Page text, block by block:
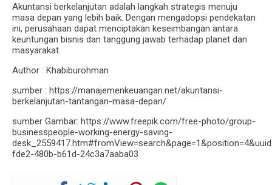
Akuntansi berkelanjutan adalah langkah strategis menuju
masa depan yang lebih baik. Dengan mengadopsi pendekatan
ini, perusahaan dapat menciptakan keseimbangan antara
keuntungan bisnis dan tanggung jawab terhadap planet dan
masyarakat.
Author : Khabiburohman
sumber : https://manajemenkeuangan.net/akuntansi-
berkelanjutan-tantangan-masa-depan/
sumber Gambar: https://www.freepik.com/free-photo/group-
businesspeople-working-energy-saving-
fde2-480b-b61d-24c3a7aaba03